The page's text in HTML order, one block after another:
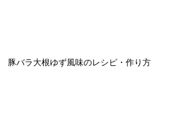
豚バラ大根ゆず風味のレシピ・作り方